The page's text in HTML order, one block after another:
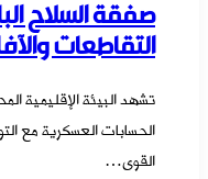
صفقة السلاح
التقاطعات
تشهد البيئة الإقليمية
الحسابات العسكرية مع
القوى…